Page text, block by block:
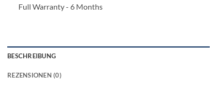
Full Warranty - 6 Months
BESCHREIBUNG
REZENSIONEN (0)